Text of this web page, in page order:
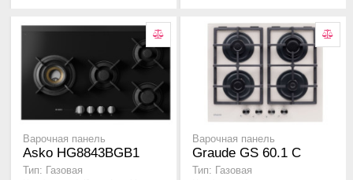
Варочная панель
Asko HG8843BGB1
Тип: Газовая
Варочная панель
Graude GS 60.1 C
Тип: Газовая